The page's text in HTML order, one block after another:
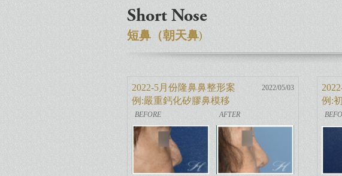
Short Nose
短鼻（朝天鼻)
2022-5月份隆鼻鼻整形案
例:嚴重鈣化矽膠鼻模移
除後自體真皮調整
2022/05/03
例: